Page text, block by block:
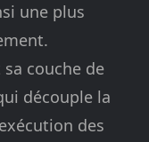
une plus
sa couche de
découple la
des